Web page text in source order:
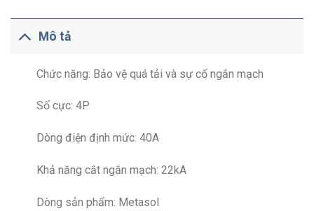
Mô tả
Chức năng: Bảo vệ quá tải và sự cố ngắn mạch
Số cực: 4P
Dòng điện định mức: 40A
Khả năng cắt ngắn mạch: 22kA
Dòng sản phẩm: Metasol